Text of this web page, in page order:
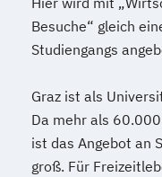
Besuche“ gleich
Studiengangs
Graz ist als
Da mehr als
ist das Angebot an
groß. Für